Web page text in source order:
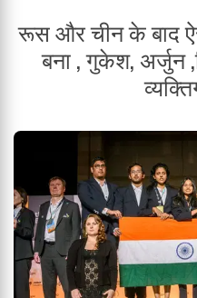
रूस और चीन के बाद
बना , गुकेश, अर्जुन